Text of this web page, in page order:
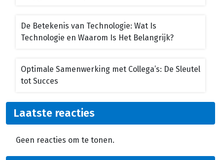
De Betekenis van Technologie: Wat Is
Technologie en Waarom Is Het Belangrijk?
Optimale Samenwerking met Collega’s: De Sleutel
tot Succes
Laatste reacties
Geen reacties om te tonen.